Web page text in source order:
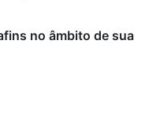
no âmbito de sua